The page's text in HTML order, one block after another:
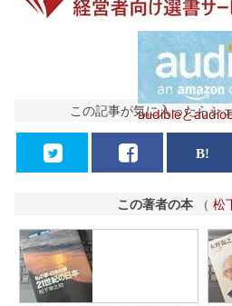
audibleと
この記事が気に入ったらシ
この著者の本 （ 松